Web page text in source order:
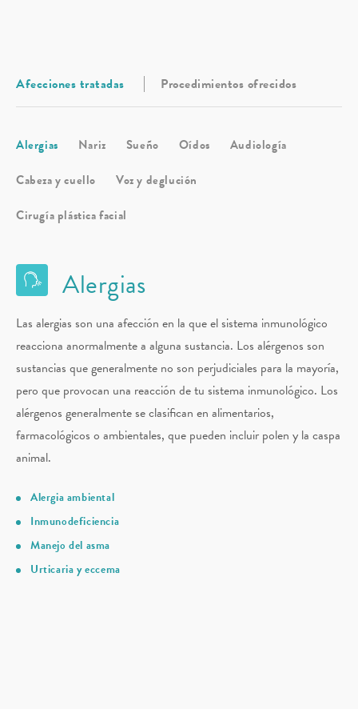
Afecciones tratadas Procedimientos ofrecidos
Alergias Nariz Sueño Oídos
Audiología
Cabeza y cuello
Voz y deglución
Cirugía plástica facial
Alergias
Las alergias son una afección en la que el sistema inmunológico
reacciona anormalmente a alguna sustancia. Los alérgenos son
sustancias que generalmente no son perjudiciales para la mayoría,
pero que provocan una reacción de tu sistema inmunológico. Los
alérgenos generalmente se clasifican en alimentarios,
farmacológicos o ambientales, que pueden incluir polen y la caspa
animal.
Alergia ambiental
Inmunodeficiencia
Manejo del asma
Urticaria y eccema